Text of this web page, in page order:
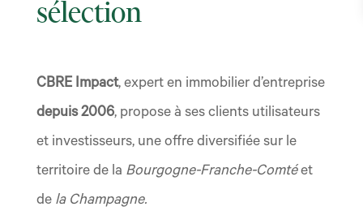
sélection
CBRE Impact, expert en immobilier d’entreprise
depuis 2006, propose à ses clients utilisateurs
et investisseurs, une offre diversifiée sur le
territoire de la Bourgogne-Franche-Comtéet
de la Champagne.